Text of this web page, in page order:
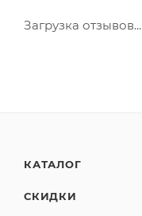
Загрузка отзывов...
КАТАЛОГ
СКИДКИ